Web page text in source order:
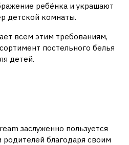
ребёнка и украшают
детской комнаты.
всем этим требованиям,
постельного белья
детей.
заслуженно пользуется
благодаря своим